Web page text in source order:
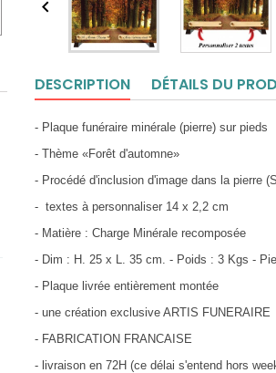

DESCRIPTION DÉTAILS DU
- Plaque funéraire minérale (pierre) sur pieds
- Thème «Forêt d'automne»
- Procédé d'inclusion d'image dans la pierre
- textes à personnaliser 14 x 2,2 cm
- Matière : Charge Minérale recomposée
- Dim : H. 25 x L. 35 cm. - Poids : 3 Kgs -
- Plaque livrée entièrement montée
- une création exclusive ARTIS FUNERAIRE
- FABRICATION FRANCAISE
- livraison en 72H (ce délai s'entend hors